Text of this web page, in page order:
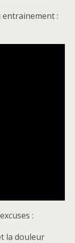
entrainement :
:
la douleur